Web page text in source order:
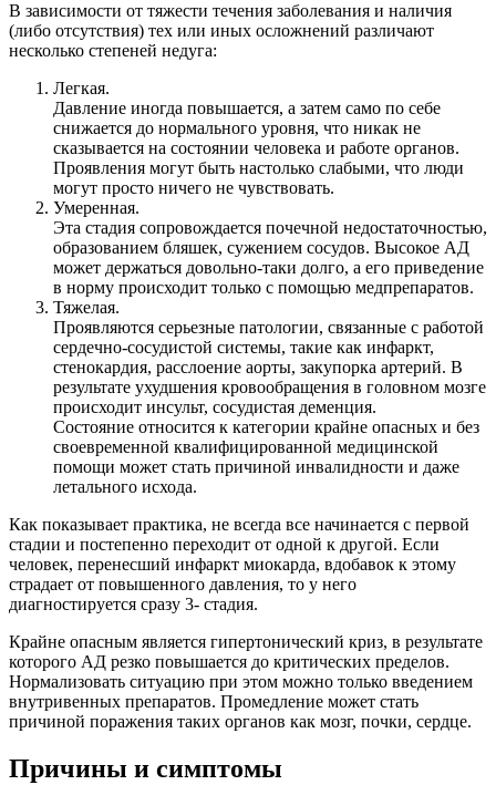
В зависимости от тяжести течения заболевания и наличия
(либо отсутствия) тех или иных осложнений различают
несколько степеней недуга:
Легкая.
Давление иногда повышается, а затем само по себе
снижается до нормального уровня, что никак не
сказывается на состоянии человека и работе органов.
Проявления могут быть настолько слабыми, что люди
могут просто ничего не чувствовать.
Умеренная.
Эта стадия сопровождается почечной недостаточностью,
образованием бляшек, сужением сосудов. Высокое АД
может держаться довольно-таки долго, а его приведение
в норму происходит только с помощью медпрепаратов.
Тяжелая.
Проявляются серьезные патологии, связанные с работой
сердечно-сосудистой системы, такие как инфаркт,
стенокардия, расслоение аорты, закупорка артерий. В
результате ухудшения кровообращения в головном мозге
происходит инсульт, сосудистая деменция.
Состояние относится к категории крайне опасных и без
своевременной квалифицированной медицинской
помощи может стать причиной инвалидности и даже
летального исхода.
Как показывает практика, не всегда все начинается с первой
стадии и постепенно переходит от одной к другой. Если
человек, перенесший инфаркт миокарда, вдобавок к этому
страдает от повышенного давления, то у него
диагностируется сразу 3- стадия.
Крайне опасным является гипертонический криз, в результате
которого АД резко повышается до критических пределов.
Нормализовать ситуацию при этом можно только введением
внутривенных препаратов. Промедление может стать
причиной поражения таких органов как мозг, почки, сердце.
Причины и симптомы